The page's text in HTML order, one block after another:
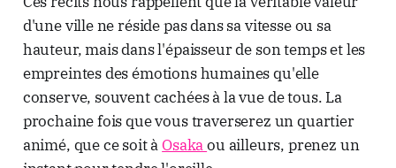
d'une ville ne réside pas dans sa vitesse ou sa
hauteur, mais dans l'épaisseur de son temps et les
empreintes des émotions humaines qu'elle
conserve, souvent cachées à la vue de tous. La
prochaine fois que vous traverserez un quartier
animé, que ce soit àOsakaou ailleurs, prenez un